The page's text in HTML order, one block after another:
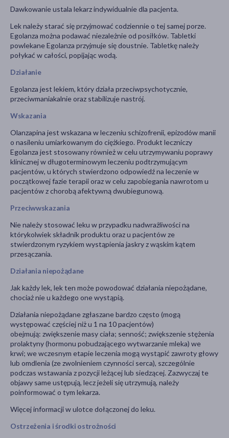
Dawkowanie ustala lekarz indywidualnie dla pacjenta.
Lek należy starać się przyjmować codziennie o tej samej porze.
Egolanza można podawać niezależnie od posiłków. Tabletki
powlekane Egolanza przyjmuje się doustnie. Tabletkę należy
połykać w całości, popijając wodą.
Działanie
Egolanza jest lekiem, który działa przeciwpsychotycznie,
przeciwmaniakalnie oraz stabilizuje nastrój.
Wskazania
Olanzapina jest wskazana w leczeniu schizofrenii, epizodów manii
o nasileniu umiarkowanym do ciężkiego. Produkt leczniczy
Egolanza jest stosowany również w celu utrzymywaniu poprawy
klinicznej w długoterminowym leczeniu podtrzymującym
pacjentów, u których stwierdzono odpowiedź na leczenie w
początkowej fazie terapii oraz w celu zapobiegania nawrotom u
pacjentów z chorobą afektywną dwubiegunową.
Przeciwwskazania
Nie należy stosować leku w przypadku nadwrażliwości na
którykolwiek składnik produktu oraz u pacjentów ze
stwierdzonym ryzykiem wystąpienia jaskry z wąskim kątem
przesączania.
Działania niepożądane
Jak każdy lek, lek ten może powodować działania niepożądane,
chociaż nie u każdego one wystąpią.
Działania niepożądane zgłaszane bardzo często (mogą
występować częściej niż u 1 na 10 pacjentów)
obejmują: zwiększenie masy ciała; senność; zwiększenie stężenia
prolaktyny (hormonu pobudzającego wytwarzanie mleka) we
krwi; we wczesnym etapie leczenia mogą wystąpić zawroty głowy
lub omdlenia (ze zwolnieniem czynności serca), szczególnie
podczas wstawania z pozycji leżącej lub siedzącej. Zazwyczaj te
objawy same ustępują, lecz jeżeli się utrzymują, należy
poinformować o tym lekarza.
Więcej informacji w ulotce dołączonej do leku.
Ostrzeżenia i środki ostrożności